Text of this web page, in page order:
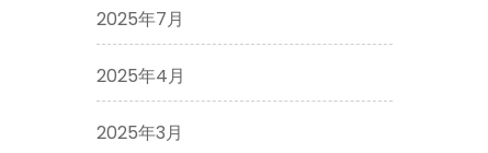
2025年7月
2025年4月
2025年3月